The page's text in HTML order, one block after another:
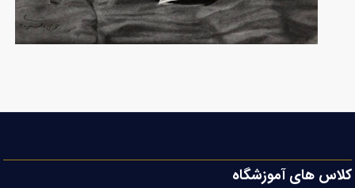
کلاس های آموزشگاه